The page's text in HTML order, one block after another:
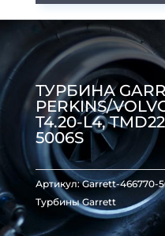
ТУРБИНА
PERKINS/
T4.20-L4,
5006S
Артикул:Garrett-466770-
Турбины Garrett